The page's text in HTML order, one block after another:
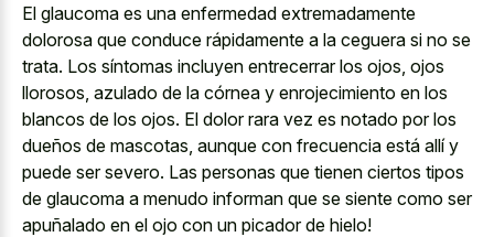
El glaucoma es una enfermedad extremadamente
dolorosa que conduce rápidamente a la ceguera si no se
trata. Los síntomas incluyen entrecerrar los ojos, ojos
llorosos, azulado de la córnea y enrojecimiento en los
blancos de los ojos. El dolor rara vez es notado por los
dueños de mascotas, aunque con frecuencia está allí y
puede ser severo. Las personas que tienen ciertos tipos
de glaucoma a menudo informan que se siente como ser
apuñalado en el ojo con un picador de hielo!